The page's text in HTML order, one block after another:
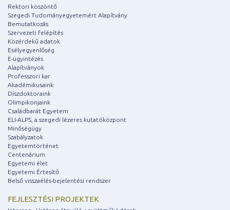
Rektori köszöntő
Szegedi Tudományegyetemért Alapítvány
Bemutatkozás
Szervezeti felépítés
Közérdekű adatok
Esélyegyenlőség
E-ügyintézés
Alapítványok
Professzori kar
Akadémikusaink
Díszdoktoraink
Olimpikonjaink
Családbarát Egyetem
ELI-ALPS, a szegedi lézeres kutatóközpont
Minőségügy
Szabályzatok
Egyetemtörténet
Centenárium
Egyetemi élet
Egyetemi Értesítő
Belső visszaélés-bejelentési rendszer
FEJLESZTÉSI PROJEKTEK